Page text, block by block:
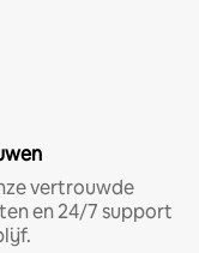
vertrouwde
en 24/7 support